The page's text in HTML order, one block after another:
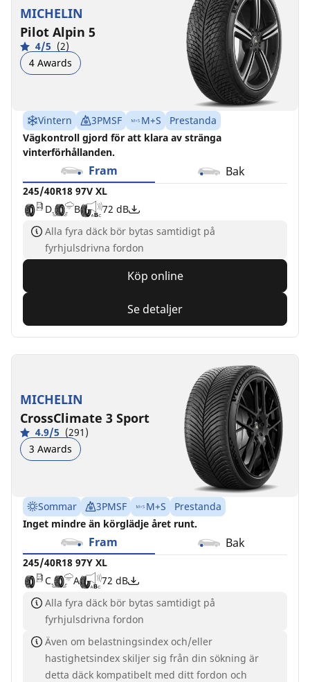
MICHELIN
Pilot Alpin 5
4/5 (2)
4 Awards
Vintern 3PMSF M+S
Prestanda
Vägkontroll gjord för att klara av stränga
vinterförhållanden.
Fram Bak
245/40R18 97V XL
D
B
72 dB
Alla fyra däck bör bytas samtidigt på
fyrhjulsdrivna fordon
Köp online
Se detaljer
MICHELIN
CrossClimate 3 Sport
4.9/5 (291)
3 Awards
Sommar 3PMSF M+S
Prestanda
Inget mindre än körglädje året runt.
Fram Bak
245/40R18 97Y XL
C
A
72 dB
Alla fyra däck bör bytas samtidigt på
fyrhjulsdrivna fordon
Även om belastningsindex och/eller
hastighetsindex skiljer sig från din sökning är
detta däck kompatibelt med ditt fordon och